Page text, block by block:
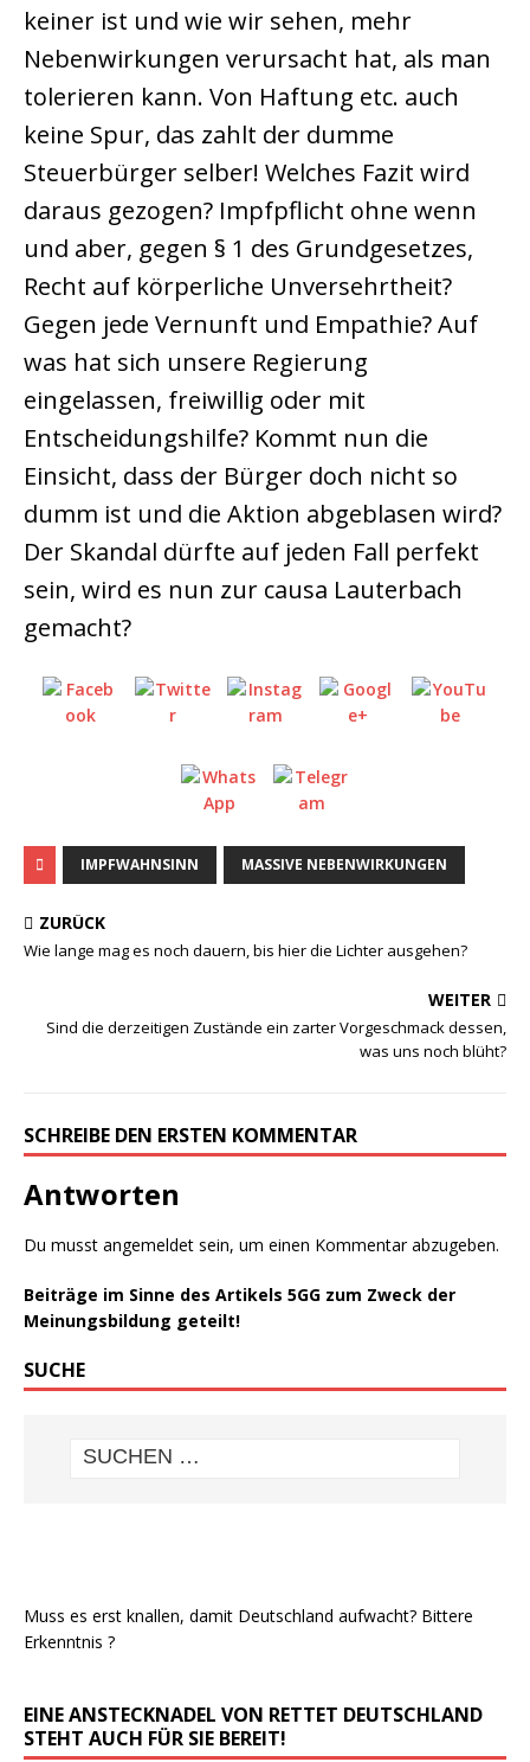
keiner ist und wie wir sehen, mehr
Nebenwirkungen verursacht hat, als man
tolerieren kann. Von Haftung etc. auch
keine Spur, das zahlt der dumme
Steuerbürger selber! Welches Fazit wird
daraus gezogen? Impfpflicht ohne wenn
und aber, gegen § 1 des Grundgesetzes,
Recht auf körperliche Unversehrtheit?
Gegen jede Vernunft und Empathie? Auf
was hat sich unsere Regierung
eingelassen, freiwillig oder mit
Entscheidungshilfe? Kommt nun die
Einsicht, dass der Bürger doch nicht so
dumm ist und die Aktion abgeblasen wird?
Der Skandal dürfte auf jeden Fall perfekt
sein, wird es nun zur causa Lauterbach
gemacht?
IMPFWAHNSINN MASSIVE NEBENWIRKUNGEN
ZURÜCK
Wie lange mag es noch dauern, bis hier die Lichter ausgehen?
WEITER
Sind die derzeitigen Zustände ein zarter Vorgeschmack dessen,
was uns noch blüht?
SCHREIBE DEN ERSTEN KOMMENTAR
Antworten
Du musst angemeldet sein, um einen Kommentar abzugeben.
Beiträge im Sinne des Artikels 5GG zum Zweck der
Meinungsbildung geteilt!
SUCHE
Muss es erst knallen, damit Deutschland aufwacht? Bittere
Erkenntnis ?
EINE ANSTECKNADEL VON RETTET DEUTSCHLAND
STEHT AUCH FÜR SIE BEREIT!